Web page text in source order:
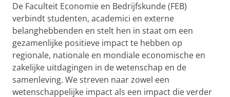
De Faculteit Economie en Bedrijfskunde (FEB)
verbindt studenten, academici en externe
belanghebbenden en stelt hen in staat om een
gezamenlijke positieve impact te hebben op
regionale, nationale en mondiale economische en
zakelijke uitdagingen in de wetenschap en de
samenleving. We streven naar zowel een
wetenschappelijke impact als een impact die verder